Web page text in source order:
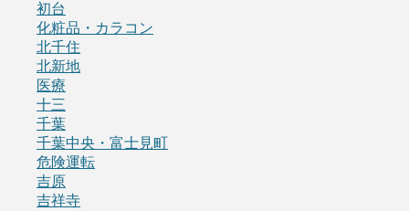
初台
化粧品・カラコン
北千住
北新地
医療
十三
千葉
千葉中央・富士見町
危険運転
吉原
吉祥寺